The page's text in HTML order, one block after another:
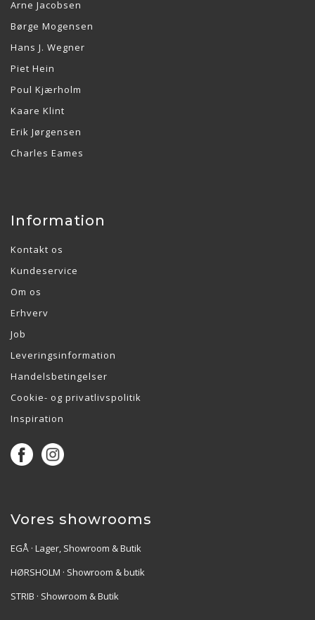
Arne Jacobsen
Børge Mogensen
Hans J. Wegner
Piet Hein
Poul Kjærholm
Kaare Klint
Erik Jørgensen
Charles Eames
Information
Kontakt os
Kundeservice
Om os
Erhverv
Job
Leveringsinformation
Handelsbetingelser
Cookie- og privatlivspolitik
Inspiration
Vores showrooms
EGÅ · Lager, Showroom & Butik
HØRSHOLM · Showroom & butik
STRIB · Showroom & Butik